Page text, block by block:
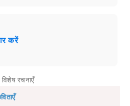
करें
विशेष रचनाएँ